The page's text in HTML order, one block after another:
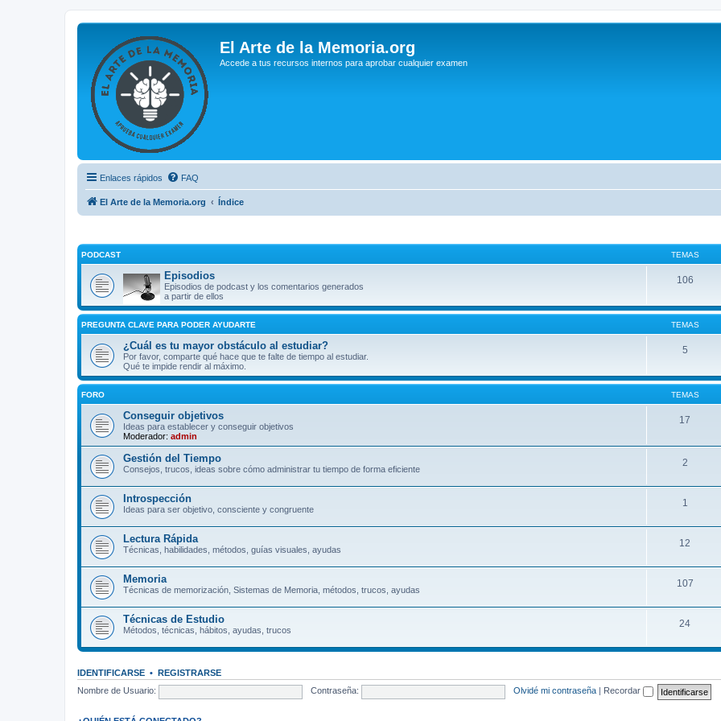
El Arte de la Memoria.org
Accede a tus recursos internos para aprobar cualquier examen
Enlaces rápidos FAQ
El Arte de la Memoria.org Índice
PODCAST TEMAS
Episodios
Episodios de podcast y los comentarios generados
a partir de ellos
106
PREGUNTA CLAVE PARA PODER AYUDARTE TEMAS
¿Cuál es tu mayor obstáculo al estudiar?
Por favor, comparte qué hace que te falte de tiempo al estudiar.
Qué te impide rendir al máximo.
5
FORO TEMAS
Conseguir objetivos
Ideas para establecer y conseguir objetivos
Moderador: admin
17
Gestión del Tiempo
Consejos, trucos, ideas sobre cómo administrar tu tiempo de forma eficiente
2
Introspección
Ideas para ser objetivo, consciente y congruente
1
Lectura Rápida
Técnicas, habilidades, métodos, guías visuales, ayudas
12
Memoria
Técnicas de memorización, Sistemas de Memoria, métodos, trucos, ayudas
107
Técnicas de Estudio
Métodos, técnicas, hábitos, ayudas, trucos
24
IDENTIFICARSE • REGISTRARSE
Nombre de Usuario:
Contraseña: Olvidé mi contraseña Recordar